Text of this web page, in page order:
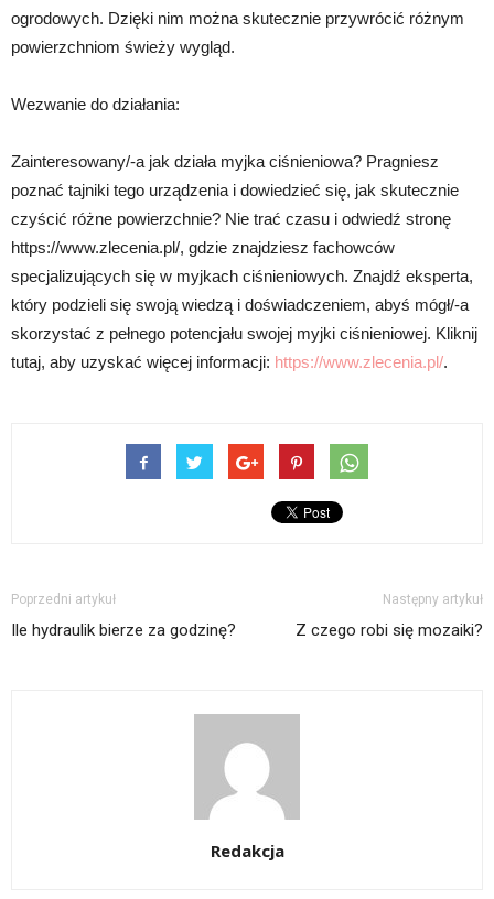
ogrodowych. Dzięki nim można skutecznie przywrócić różnym
powierzchniom świeży wygląd.
Wezwanie do działania:
Zainteresowany/-a jak działa myjka ciśnieniowa? Pragniesz
poznać tajniki tego urządzenia i dowiedzieć się, jak skutecznie
czyścić różne powierzchnie? Nie trać czasu i odwiedź stronę
https://www.zlecenia.pl/, gdzie znajdziesz fachowców
specjalizujących się w myjkach ciśnieniowych. Znajdź eksperta,
który podzieli się swoją wiedzą i doświadczeniem, abyś mógł/-a
skorzystać z pełnego potencjału swojej myjki ciśnieniowej. Kliknij
tutaj, aby uzyskać więcej informacji: https://www.zlecenia.pl/.
Poprzedni artykuł
Ile hydraulik bierze za godzinę?
Następny artykuł
Z czego robi się mozaiki?
Redakcja